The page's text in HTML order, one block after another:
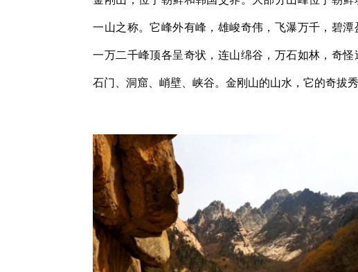
一山之称。它峰外有峰，雄峻奇伟，飞瀑万千，碧潭
一万二千峰顶各呈奇状，连山绵谷，万石如林，奇怪
石门、洞窟、峭壁、峡谷。金刚山的山水，它的奇拔秀